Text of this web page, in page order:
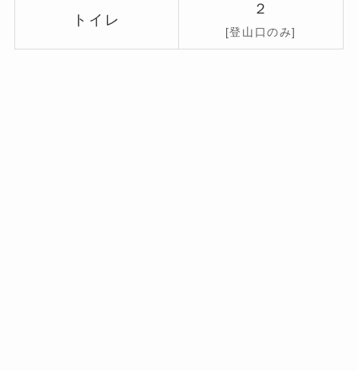
トイレ
２
[登山口のみ]